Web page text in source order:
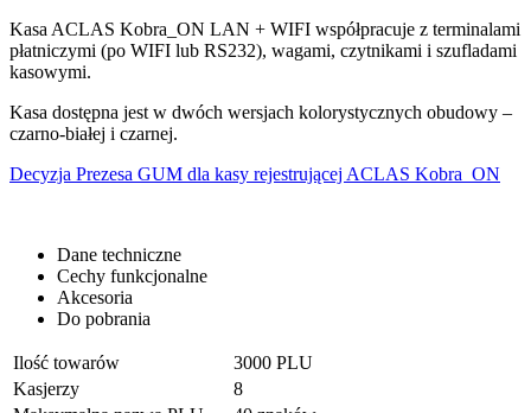
Kasa ACLAS Kobra_ON LAN + WIFI współpracuje z terminalami
płatniczymi (po WIFI lub RS232), wagami, czytnikami i szufladami
kasowymi.
Kasa dostępna jest w dwóch wersjach kolorystycznych obudowy –
czarno-białej i czarnej.
Decyzja Prezesa GUM dla kasy rejestrującej ACLAS Kobra_ON
Dane techniczne
Cechy funkcjonalne
Akcesoria
Do pobrania
Ilość towarów
3000 PLU
Kasjerzy
8